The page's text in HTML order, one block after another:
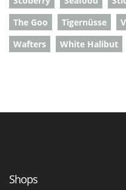
The Goo
Tigernüsse
Wafters
White Halibut
Shops